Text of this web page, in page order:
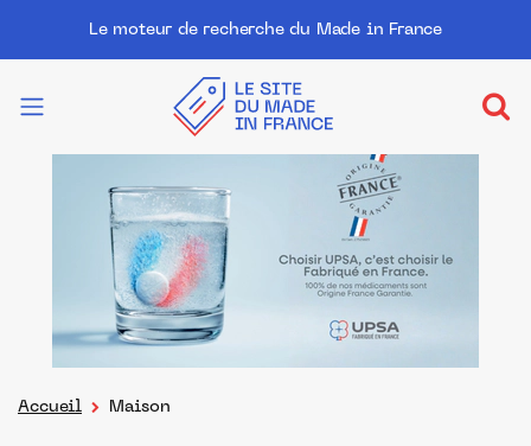
Le moteur de recherche du Made in France
Accueil Maison